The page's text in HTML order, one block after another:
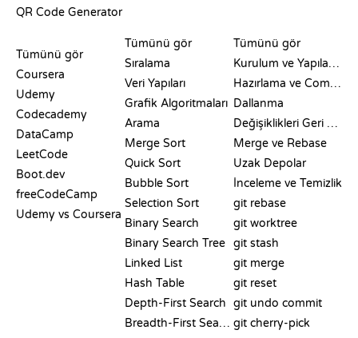
QR Code Generator
KARŞILAŞTIRMALAR
Tümünü gör
Coursera
Udemy
Codecademy
DataCamp
LeetCode
Boot.dev
freeCodeCamp
Udemy vs Coursera
Tümünü gör
Sıralama
Veri Yapıları
Grafik Algoritmaları
Arama
Merge Sort
Quick Sort
Bubble Sort
Selection Sort
Binary Search
Binary Search Tree
Linked List
Hash Table
Depth-First Search
Breadth-First Search
Tümünü gör
Kurulum ve Yapılandırma
Hazırlama ve Commit
Dallanma
Değişiklikleri Geri Alma
Merge ve Rebase
Uzak Depolar
İnceleme ve Temizlik
git rebase
git worktree
git stash
git merge
git reset
git undo commit
git cherry-pick